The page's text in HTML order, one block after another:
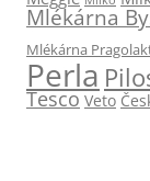
Mlékárna
Mlékárna
Perla
Tesco Veto